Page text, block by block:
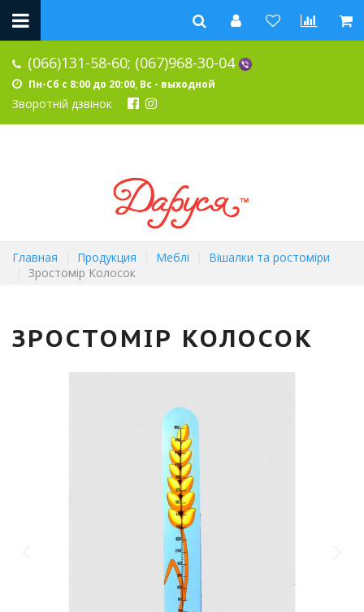
(066)131-58-60; (067)968-30-04
Пн-Сб с 8:00 до 20:00, Вс - выходной
Зворотній дзвінок
Главная Продукция Меблі
Вішалки та ростоміри
Зростомір Колосок
ЗРОСТОМІР КОЛОСОК